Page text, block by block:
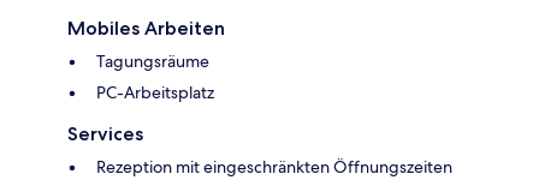
Mobiles Arbeiten
Tagungsräume
PC-Arbeitsplatz
Services
Rezeption mit eingeschränkten Öffnungszeiten